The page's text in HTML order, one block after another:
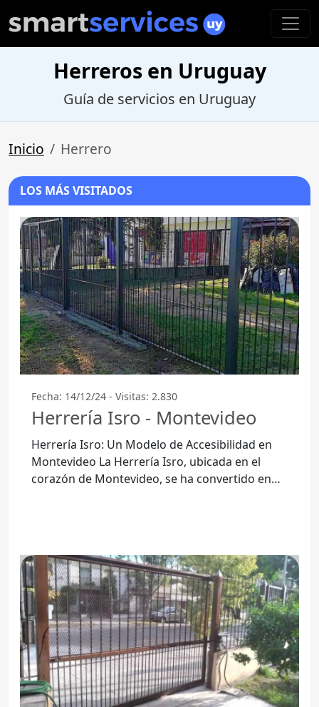
Herreros en Uruguay
Guía de servicios en Uruguay
Inicio Herrero
LOS MÁS VISITADOS
Fecha: 14/12/24 - Visitas: 2.830
Herrería Isro - Montevideo
Herrería Isro: Un Modelo de Accesibilidad en
Montevideo La Herrería Isro, ubicada en el
corazón de Montevideo, se ha convertido en